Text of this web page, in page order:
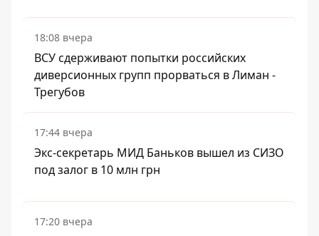
18:08 вчера
ВСУ сдерживают попытки российских
диверсионных групп прорваться в Лиман -
Трегубов
17:44 вчера
Экс-секретарь МИД Баньков вышел из СИЗО
под залог в 10 млн грн
17:20 вчера